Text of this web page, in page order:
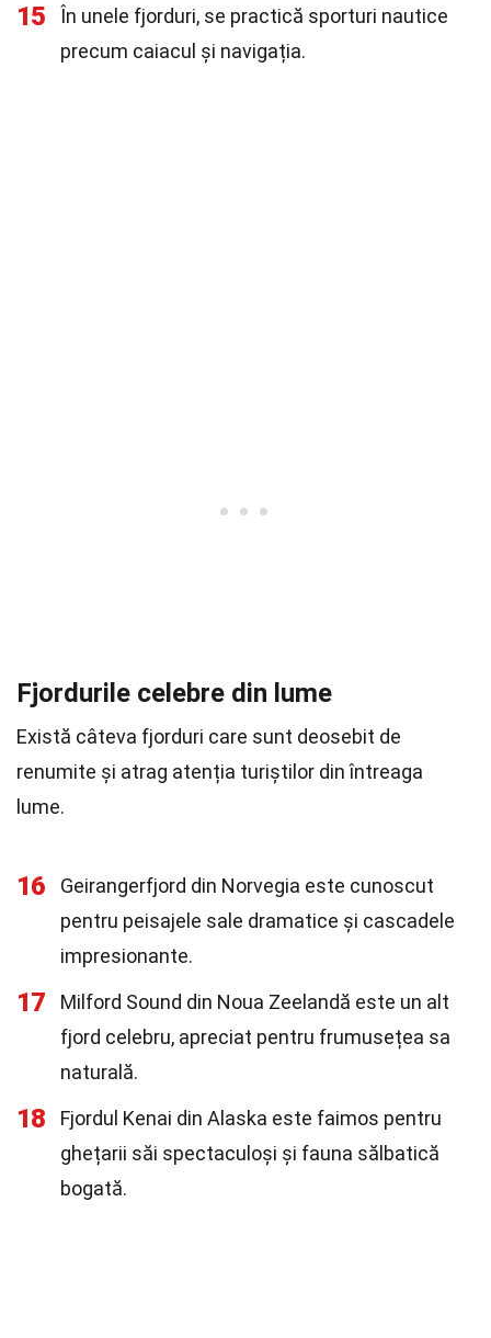
15
În unele fjorduri, se practică sporturi nautice
precum caiacul și navigația.
Fjordurile celebre din lume
Există câteva fjorduri care sunt deosebit de
renumite și atrag atenția turiștilor din întreaga
lume.
16
Geirangerfjord din Norvegia este cunoscut
pentru peisajele sale dramatice și cascadele
impresionante.
17
Milford Sound din Noua Zeelandă este un alt
fjord celebru, apreciat pentru frumusețea sa
naturală.
18
Fjordul Kenai din Alaska este faimos pentru
ghețarii săi spectaculoși și fauna sălbatică
bogată.